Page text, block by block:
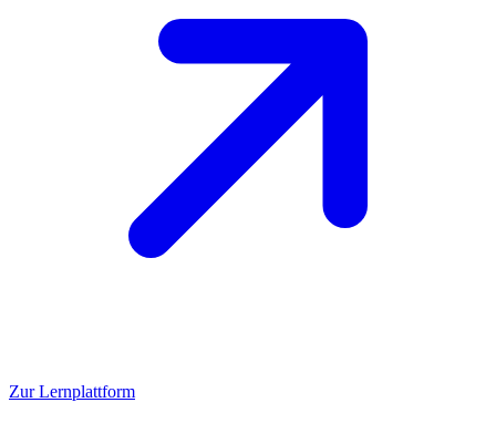
Zur Lernplattform